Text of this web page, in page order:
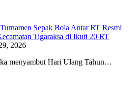
Sepak Bola Antar RT Resmi
Tigaraksa di Ikuti 20 RT
2026
menyambut Hari Ulang Tahun…